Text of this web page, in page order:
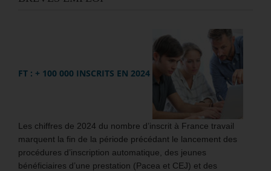
FT : + 100 000 INSCRITS EN 2024
Les chiffres de 2024 du nombre d’inscrit à France travail
marquent la fin de la période précédant le lancement des
procédures d’inscription automatique, des jeunes
bénéficiaires d’une prestation (Pacea et CEJ) et des